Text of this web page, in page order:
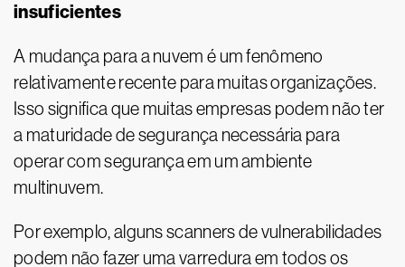
insuficientes
A mudança para a nuvem é um fenômeno
relativamente recente para muitas organizações.
Isso significa que muitas empresas podem não ter
a maturidade de segurança necessária para
operar com segurança em um ambiente
multinuvem.
Por exemplo, alguns scanners de vulnerabilidades
podem não fazer uma varredura em todos os